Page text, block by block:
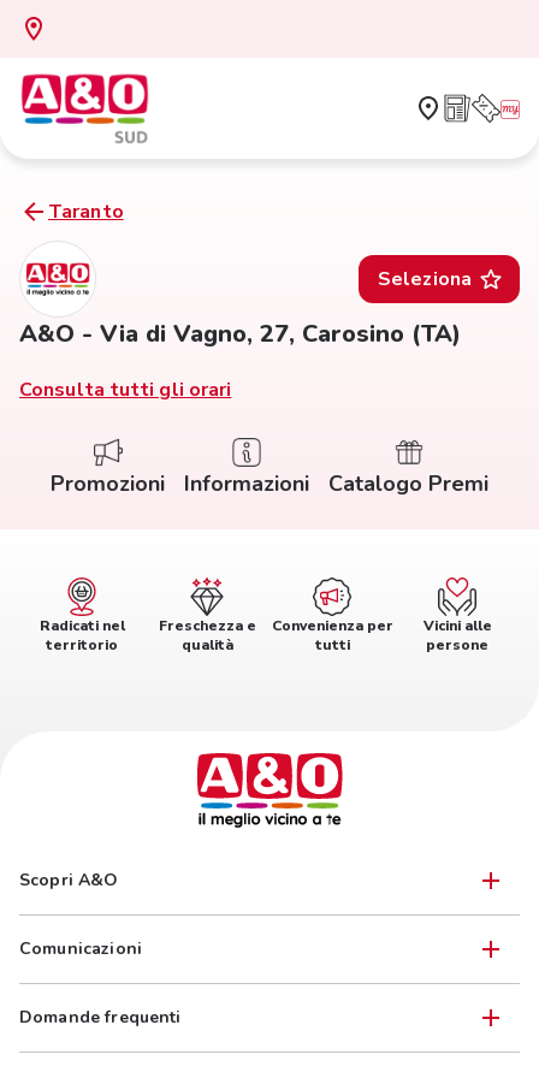
Taranto
Seleziona
A&O - Via di Vagno, 27, Carosino (TA)
Consulta tutti gli orari
Promozioni Informazioni Catalogo Premi
Radicati nel
territorio
Freschezza e
qualità
Convenienza per
tutti
Vicini alle
persone
Scopri A&O
Comunicazioni
Domande frequenti